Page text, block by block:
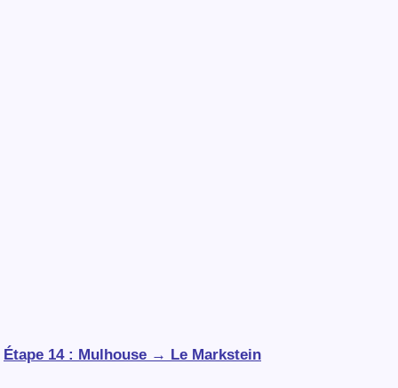
Étape 14 : Mulhouse → Le Markstein